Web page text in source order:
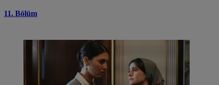
11. Bölüm